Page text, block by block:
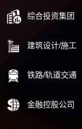
综合投资集团
建筑设计/施工
铁路/轨道交通
金融控股公司